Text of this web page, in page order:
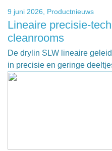
9 juni 2026, Productnieuws
Lineaire precisie-
cleanrooms
De drylin SLW lineaire
in precisie en geringe